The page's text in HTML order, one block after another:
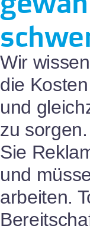
Wir
die
und
zu
Sie
und
arbeiten.